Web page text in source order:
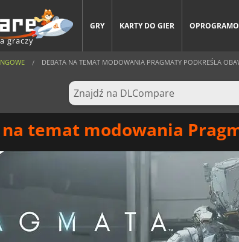
graczy
GRY KARTY DO GIER
DEBATA NA TEMAT MODOWANIA PRAGMATY PODKREŚLA
temat modowania